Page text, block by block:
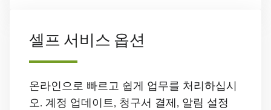
셀프 서비스 옵션
온라인으로 빠르고 쉽게 업무를 처리하십시
오. 계정 업데이트, 청구서 결제, 알림 설정